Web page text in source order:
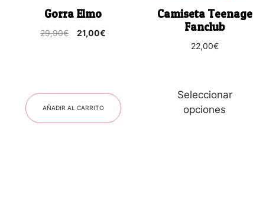
Gorra Elmo
29,90€
El
21,00€
AÑADIR AL CARRITO
Camiseta Teenage
Fanclub
22,00€
Seleccionar
opciones
pueden
producto